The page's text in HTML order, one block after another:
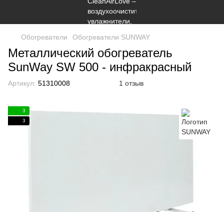
Обогреватели Обогреватели SUNWAY
Металлический обогреватель
SunWay SW 500 - инфракрасный
Артикул: 51310008 1 отзыв
3
3